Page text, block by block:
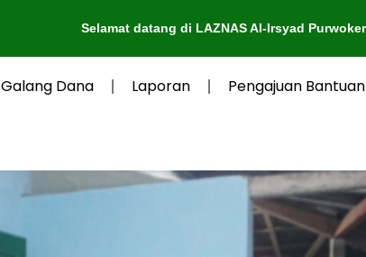
Selamat datang di LAZNAS Al-Irsyad Purwokerto
Galang Dana Laporan Pengajuan Bantuan